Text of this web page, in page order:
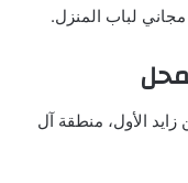
لباب المنزل.
الأول، منطقة آل